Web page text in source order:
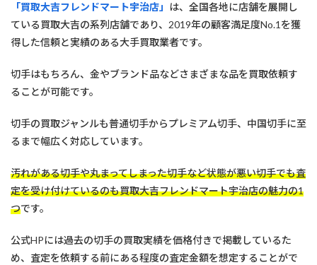
「買取大吉フレンドマート宇治店」 は、全国各地に店舗を展開し
ている買取大吉の系列店舗であり、2019年の顧客満足度No.1を獲
得した信頼と実績のある大手買取業者です。
切手はもちろん、金やブランド品などさまざまな品を買取依頼す
ることが可能です。
切手の買取ジャンルも普通切手からプレミアム切手、中国切手に至
るまで幅広く対応しています。
汚れがある切手や丸まってしまった切手など状態が悪い切手でも査
定を受け付けているのも買取大吉フレンドマート宇治店の魅力の1
つです。
公式HPには過去の切手の買取実績を価格付きで掲載しているた
め、査定を依頼する前にある程度の査定金額を想定することがで